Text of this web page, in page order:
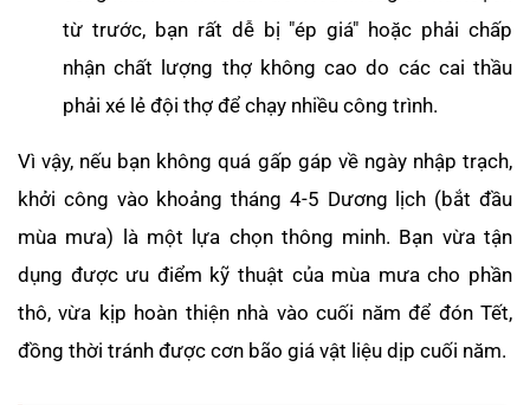
từ trước, bạn rất dễ bị "ép giá" hoặc phải chấp
nhận chất lượng thợ không cao do các cai thầu
phải xé lẻ đội thợ để chạy nhiều công trình.
Vì vậy, nếu bạn không quá gấp gáp về ngày nhập trạch,
khởi công vào khoảng tháng 4-5 Dương lịch (bắt đầu
mùa mưa) là một lựa chọn thông minh. Bạn vừa tận
dụng được ưu điểm kỹ thuật của mùa mưa cho phần
thô, vừa kịp hoàn thiện nhà vào cuối năm để đón Tết,
đồng thời tránh được cơn bão giá vật liệu dịp cuối năm.
qua
Zalo